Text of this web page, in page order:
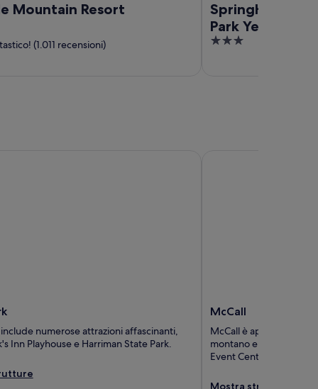
Mountain Resort
(1.011 recensioni)
SpringHill
Park
3
include numerose attrazioni affascinanti,
Inn Playhouse e Harriman State Park.
McCall
McCall è apprezzata
montano e famose
Event Center e McCall
Mostra strutture